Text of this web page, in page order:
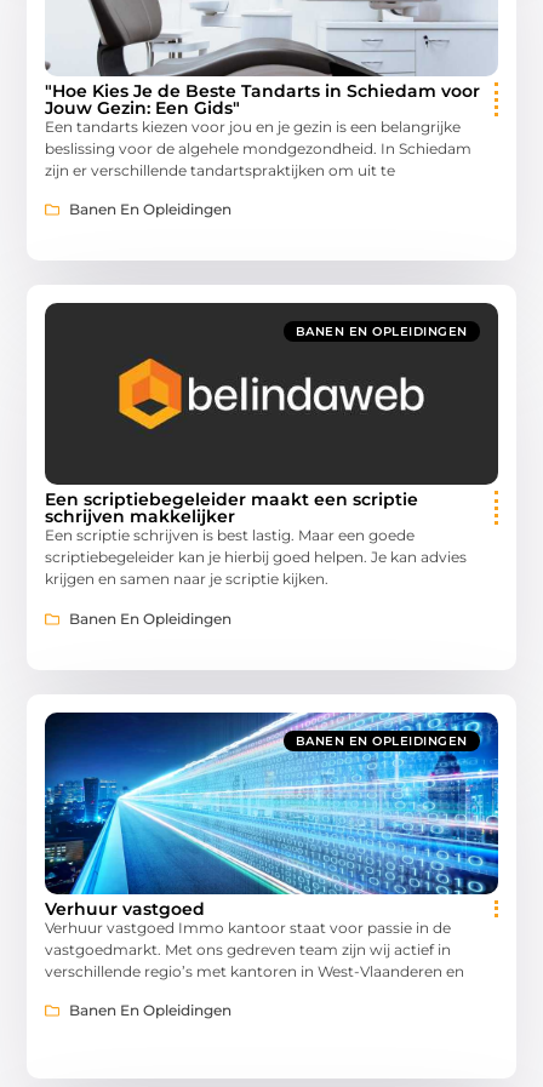
"Hoe Kies Je de Beste Tandarts in Schiedam voor
Jouw Gezin: Een Gids"
Een tandarts kiezen voor jou en je gezin is een belangrijke
beslissing voor de algehele mondgezondheid. In Schiedam
zijn er verschillende tandartspraktijken om uit te
Banen En Opleidingen
BANEN EN OPLEIDINGEN
Een scriptiebegeleider maakt een scriptie
schrijven makkelijker
Een scriptie schrijven is best lastig. Maar een goede
scriptiebegeleider kan je hierbij goed helpen. Je kan advies
krijgen en samen naar je scriptie kijken.
Banen En Opleidingen
BANEN EN OPLEIDINGEN
Verhuur vastgoed
Verhuur vastgoed Immo kantoor staat voor passie in de
vastgoedmarkt. Met ons gedreven team zijn wij actief in
verschillende regio’s met kantoren in West-Vlaanderen en
Banen En Opleidingen